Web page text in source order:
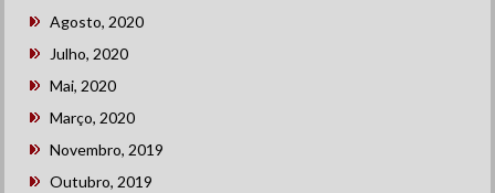
Agosto, 2020
Julho, 2020
Mai, 2020
Março, 2020
Novembro, 2019
Outubro, 2019